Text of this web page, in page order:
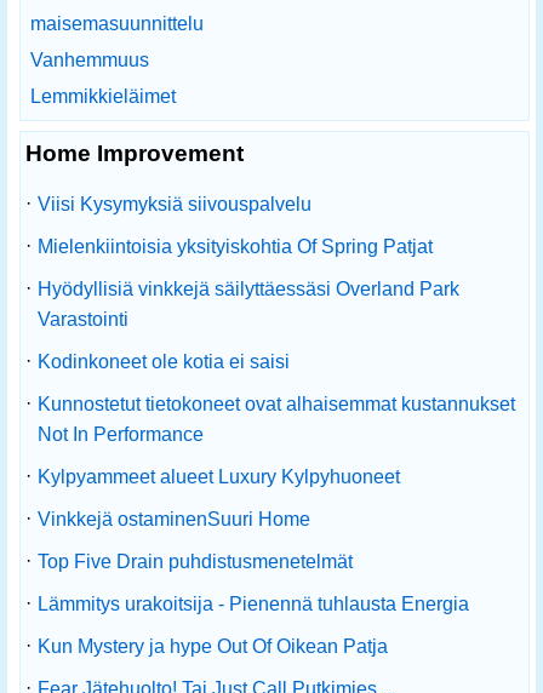
maisemasuunnittelu
Vanhemmuus
Lemmikkieläimet
Home Improvement
· Viisi Kysymyksiä siivouspalvelu
· Mielenkiintoisia yksityiskohtia Of Spring Patjat
· Hyödyllisiä vinkkejä säilyttäessäsi Overland Park
Varastointi
· Kodinkoneet ole kotia ei saisi
· Kunnostetut tietokoneet ovat alhaisemmat kustannukset
Not In Performance
· Kylpyammeet alueet Luxury Kylpyhuoneet
· Vinkkejä ostaminenSuuri Home
· Top Five Drain puhdistusmenetelmät
· Lämmitys urakoitsija - Pienennä tuhlausta Energia
· Kun Mystery ja hype Out Of Oikean Patja
· Fear Jätehuolto! Tai Just Call Putkimies ...